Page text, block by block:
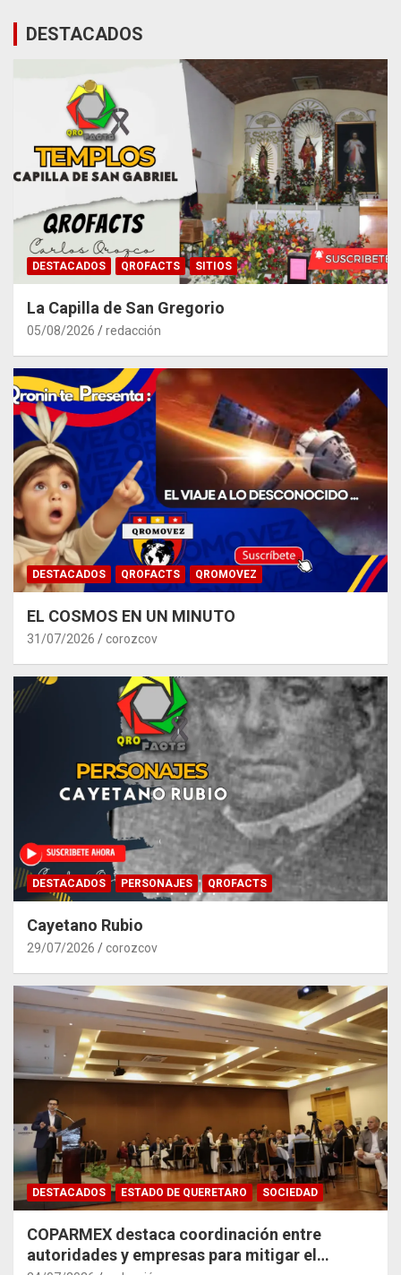
DESTACADOS
DESTACADOS QROFACTS SITIOS
La Capilla de San Gregorio
05/08/2026 redacción
DESTACADOS QROFACTS QROMOVEZ
EL COSMOS EN UN MINUTO
31/07/2026 corozcov
DESTACADOS PERSONAJES QROFACTS
Cayetano Rubio
29/07/2026 corozcov
DESTACADOS ESTADO DE QUERETARO SOCIEDAD
COPARMEX destaca coordinación entre
autoridades y empresas para mitigar el